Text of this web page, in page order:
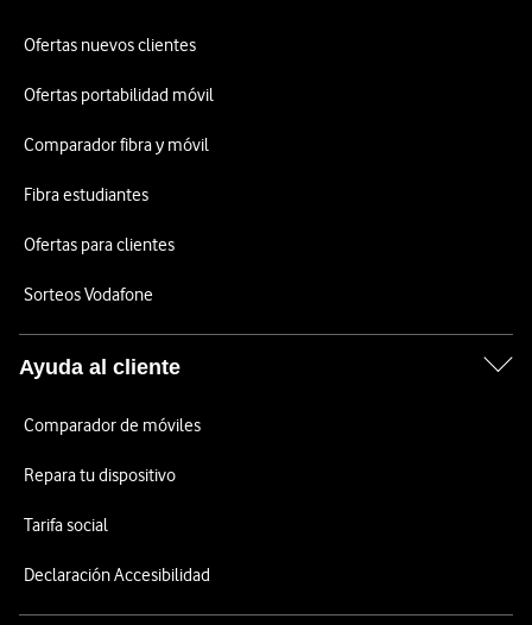
Ofertas nuevos clientes
Ofertas portabilidad móvil
Comparador fibra y móvil
Fibra estudiantes
Ofertas para clientes
Sorteos Vodafone
Ayuda al cliente
Comparador de móviles
Repara tu dispositivo
Tarifa social
Declaración Accesibilidad